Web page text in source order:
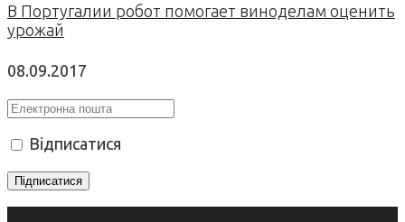
В Португалии робот помогает виноделам оценить
урожай
08.09.2017
Відписатися